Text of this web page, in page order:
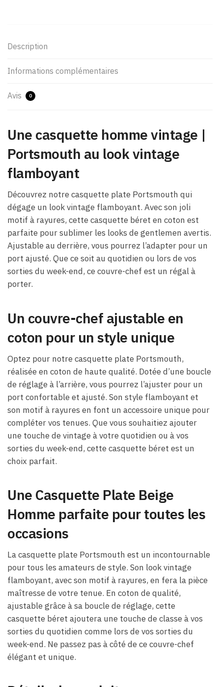
Description
Informations complémentaires
Avis 0
Une casquette homme vintage |
Portsmouth au look vintage
flamboyant
Découvrez notre casquette plate Portsmouth qui
dégage un look vintage flamboyant. Avec son joli
motif à rayures, cette casquette béret en coton est
parfaite pour sublimer les looks de gentlemen avertis.
Ajustable au derrière, vous pourrez l’adapter pour un
port ajusté. Que ce soit au quotidien ou lors de vos
sorties du week-end, ce couvre-chef est un régal à
porter.
Un couvre-chef ajustable en
coton pour un style unique
Optez pour notre casquette plate Portsmouth,
réalisée en coton de haute qualité. Dotée d’une boucle
de réglage à l’arrière, vous pourrez l’ajuster pour un
port confortable et ajusté. Son style flamboyant et
son motif à rayures en font un accessoire unique pour
compléter vos tenues. Que vous souhaitiez ajouter
une touche de vintage à votre quotidien ou à vos
sorties du week-end, cette casquette béret est un
choix parfait.
Une Casquette Plate Beige
Homme parfaite pour toutes les
occasions
La casquette plate Portsmouth est un incontournable
pour tous les amateurs de style. Son look vintage
flamboyant, avec son motif à rayures, en fera la pièce
maîtresse de votre tenue. En coton de qualité,
ajustable grâce à sa boucle de réglage, cette
casquette béret ajoutera une touche de classe à vos
sorties du quotidien comme lors de vos sorties du
week-end. Ne passez pas à côté de ce couvre-chef
élégant et unique.